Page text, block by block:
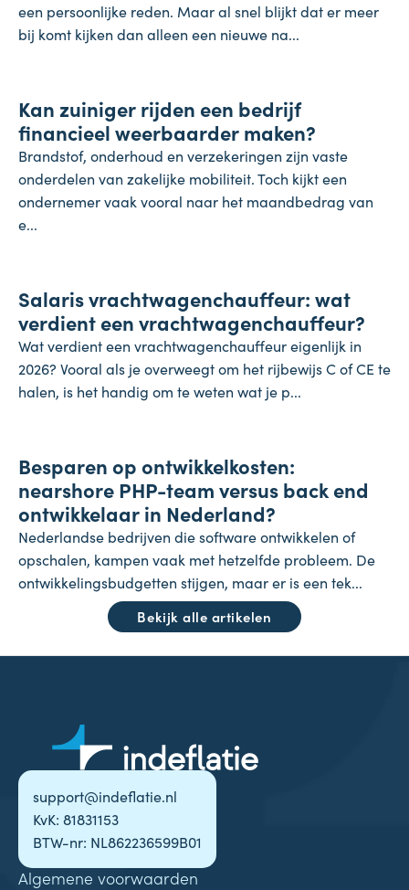
een persoonlijke reden. Maar al snel blijkt dat er meer
bij komt kijken dan alleen een nieuwe na...
28 juli 2026
Kan zuiniger rijden een bedrijf
financieel weerbaarder maken?
Brandstof, onderhoud en verzekeringen zijn vaste
onderdelen van zakelijke mobiliteit. Toch kijkt een
ondernemer vaak vooral naar het maandbedrag van
e...
27 juli 2026
Salaris vrachtwagenchauffeur: wat
verdient een vrachtwagenchauffeur?
Wat verdient een vrachtwagenchauffeur eigenlijk in
2026? Vooral als je overweegt om het rijbewijs C of CE te
halen, is het handig om te weten wat je p...
24 juli 2026
Besparen op ontwikkelkosten:
nearshore PHP-team versus back end
ontwikkelaar in Nederland?
Nederlandse bedrijven die software ontwikkelen of
opschalen, kampen vaak met hetzelfde probleem. De
ontwikkelingsbudgetten stijgen, maar er is een tek...
Bekijk alle artikelen
support@indeflatie.nl
KvK: 81831153
BTW-nr: NL862236599B01
Algemene voorwaarden